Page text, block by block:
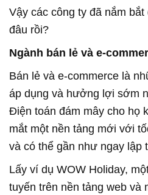
Vậy các công ty đã nắm
đâu rồi?
Ngành bán lẻ và e-
Bán lẻ và e-commerce là
áp dụng và hưởng lợi sớm
Điện toán đám mây cho họ
mắt một nền tảng mới với
và có thể gần như ngay lập
Lấy ví dụ WOW Holiday,
tuyến trên nền tảng web và